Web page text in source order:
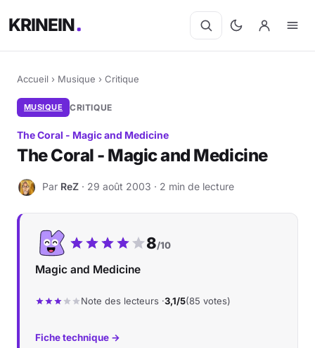
KRINEIN
Accueil › Musique › Critique
MUSIQUE CRITIQUE
The Coral - Magic and Medicine
The Coral - Magic and Medicine
R Par ReZ · 29 août 2003 · 2 min de lecture
Notre note :
8/10
Magic and Medicine
Note des lecteurs ·3,1/5(85 votes)
Fiche technique →